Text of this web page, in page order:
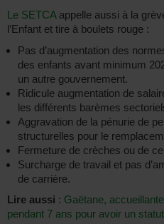
Le SETCAappelle aussi à la
l’Enfant et tire à boulets rouge :
Pas d’augmentation des
des enfants avant minimum
un autre gouvernement.
Ridicule augmentation de
les différents barèmes
Aggravation de la pénurie de
structurelles pour le
Fermeture de crèches ou de
Surcharge de travail et pas
de carrière.
Lire aussi : Gaëtane,
pendant 7 ans pour avoir un